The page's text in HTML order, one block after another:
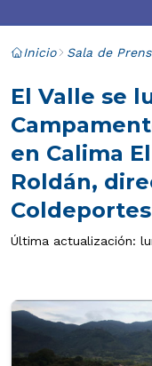
Inicio Sala de
El Valle se
en Calima
Roldán,
Coldeportes
Última actualización: